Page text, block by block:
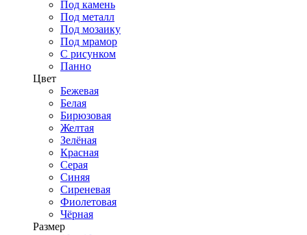
Под камень
Под металл
Под мозаику
Под мрамор
С рисунком
Панно
Цвет
Бежевая
Белая
Бирюзовая
Желтая
Зелёная
Красная
Серая
Синяя
Сиреневая
Фиолетовая
Чёрная
Размер